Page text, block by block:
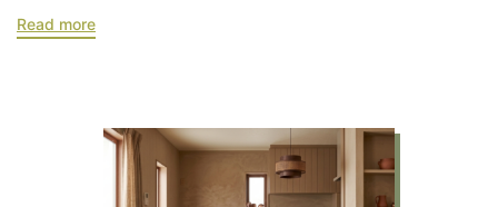
Read more